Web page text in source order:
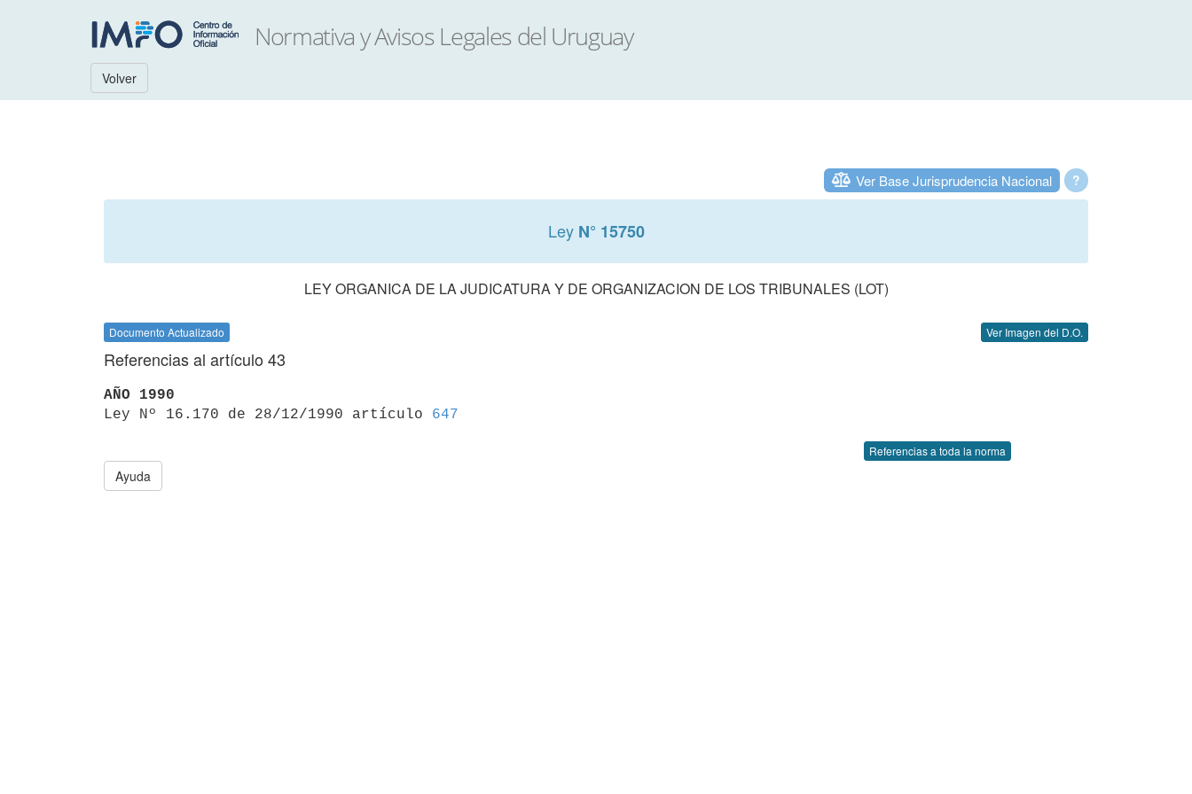
Volver
?
Ver Base Jurisprudencia Nacional
Ley N° 15750
LEY ORGANICA DE LA JUDICATURA Y DE ORGANIZACION DE LOS TRIBUNALES (LOT)
Documento Actualizado Ver Imagen del D.O.
Referencias al artículo 43
AÑO 1990
Ley Nº 16.170 de 28/12/1990 artículo 647
Referencias a toda la norma
Ayuda